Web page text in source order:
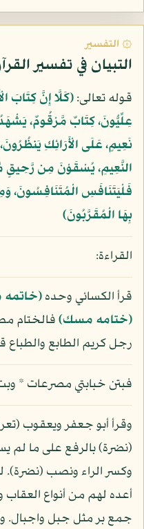
۞ التفسير
التبيان في تفسير
قوله تعالى:﴿كَلَّا إِنَّ كِتَابَ
عِلِّيُّونَ، كِتَابٌ مَّرْقُومٌ،
نَعِيمٍ، عَلَى الْأَرَائِكِ
النَّعِيمِ، يُسْقَوْنَ مِن
فَلْيَتَنَافَسِ الْمُتَنَافِسُونَ،
بِهَا الْمُقَرَّبُونَ﴾
القراءة:
قرأ الكسائي وحده
(ختامه مسك)فالختام
رجل كريم الطابع والطباع
فبتن خبابتي مصرعات * وبت
وقرأ أبو جعفر ويعقوب
(نضرة) بالرفع على ما لم
وكسر الراء ونصب (نضرة).
أعده لهم من أنواع العقاب
جمع بر مثل جبل واجبال.